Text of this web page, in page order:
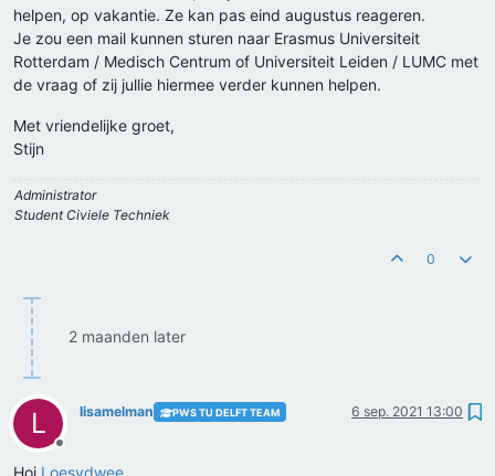
helpen, op vakantie. Ze kan pas eind augustus reageren.
Je zou een mail kunnen sturen naar Erasmus Universiteit
Rotterdam / Medisch Centrum of Universiteit Leiden / LUMC met
de vraag of zij jullie hiermee verder kunnen helpen.
Met vriendelijke groet,
Stijn
Administrator
Student Civiele Techniek
0
2 maanden later
L
Offline
lisamelman PWS TU DELFT TEAM 6 sep. 2021 13:00